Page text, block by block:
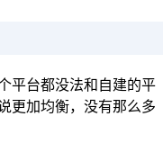
平台都没法和自建的平
更加均衡，没有那么多